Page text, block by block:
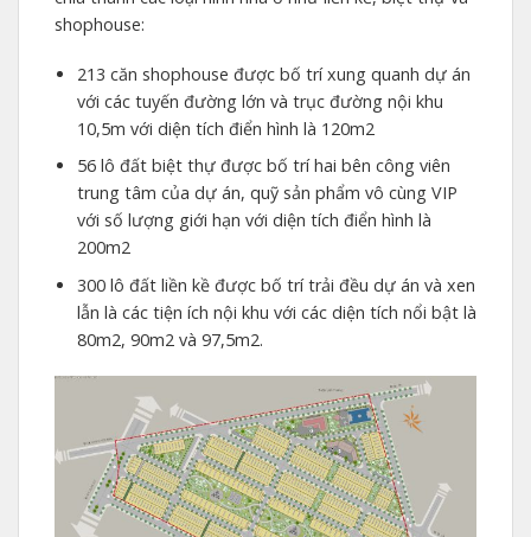
shophouse:
213 căn shophouse được bố trí xung quanh dự án
với các tuyến đường lớn và trục đường nội khu
10,5m với diện tích điển hình là 120m2
56 lô đất biệt thự được bố trí hai bên công viên
trung tâm của dự án, quỹ sản phẩm vô cùng VIP
với số lượng giới hạn với diện tích điển hình là
200m2
300 lô đất liền kề được bố trí trải đều dự án và xen
lẫn là các tiện ích nội khu với các diện tích nổi bật là
80m2, 90m2 và 97,5m2.